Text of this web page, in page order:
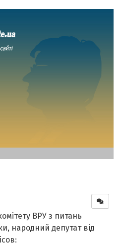
ВРУ з питань
народний депутат від